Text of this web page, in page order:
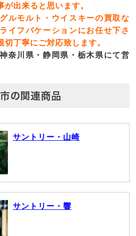
出来ると思います。
ルモルト・ウイスキーの買取な
イフバケーションにお任せ下さ
切丁寧にご対応致します。
奈川県・静岡県・栃木県にて営
の関連商品
サントリー・山崎
サントリー・響